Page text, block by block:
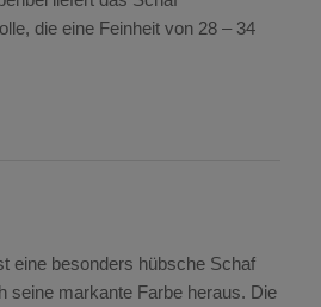
die eine Feinheit von 28 – 34
eine besonders hübsche Schaf
seine markante Farbe heraus. Die